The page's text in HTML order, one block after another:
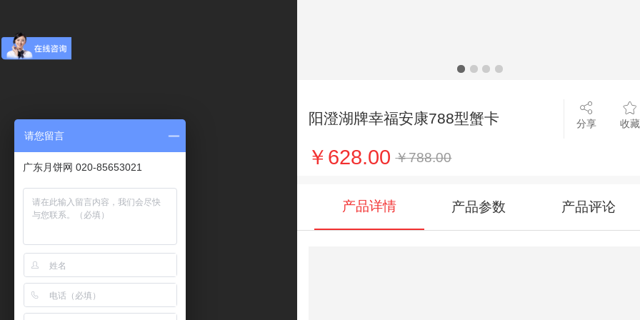
阳澄湖牌幸福安康788型蟹卡 分享 收藏
￥628.00 ￥788.00
产品详情 产品参数 产品评论
请您留言
广东月饼网 020-85653021